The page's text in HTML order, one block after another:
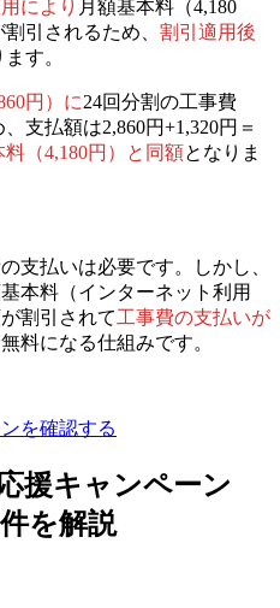
により 月額基本料（4,180
引されるため、 割引適用後
す。
円）に24回分割の工事費
支払額は2,860円+1,320円＝
（4,180円）と同額となりま
支払いは必要です。しかし、
本料（インターネット利用
割引されて工事費の支払いが
料になる仕組みです。
を確認する
援キャンペーン
を解説